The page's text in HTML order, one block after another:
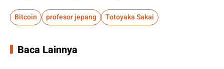
Bitcoin profesor jepang Totoyaka Sakai
Baca Lainnya